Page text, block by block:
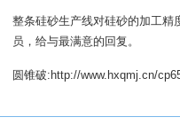
整条硅砂生产线对硅砂的加工精
员，给与最满意的回复。
圆锥破:http://www.hxqmj.cn/